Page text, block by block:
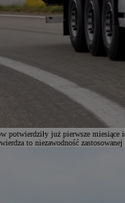
potwierdziły już pierwsze
to niezawodność zastosowanej